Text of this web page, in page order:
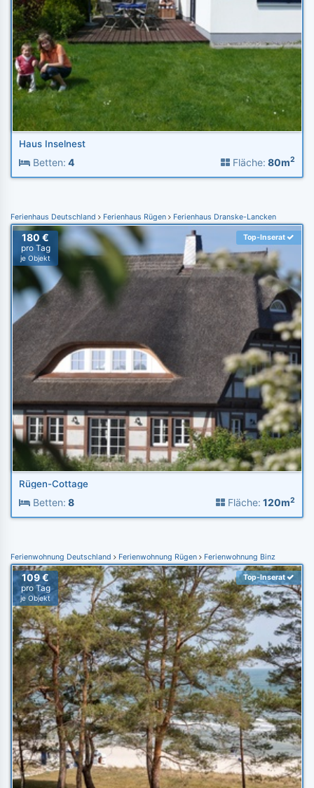
Haus Inselnest
Betten: 4 Fläche: 80m2
Ferienhaus Deutschland Ferienhaus Rügen Ferienhaus Dranske-Lancken
180 €
pro Tag
je Objekt
Top-Inserat
Rügen-Cottage
Betten: 8 Fläche: 120m2
Ferienwohnung Deutschland Ferienwohnung Rügen Ferienwohnung Binz
109 €
pro Tag
je Objekt
Top-Inserat